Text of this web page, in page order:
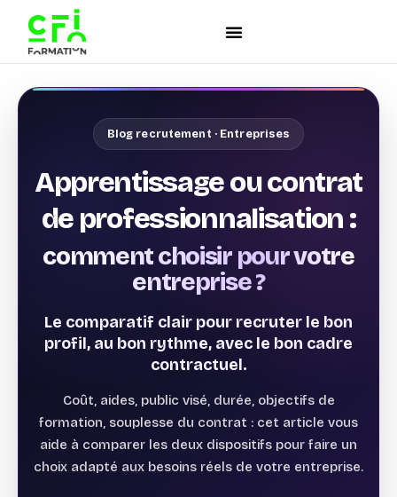
Blog recrutement · Entreprises
Apprentissage ou contrat
de professionnalisation :
comment choisir pour votre
entreprise ?
Le comparatif clair pour recruter le bon
profil, au bon rythme, avec le bon cadre
contractuel.
Coût, aides, public visé, durée, objectifs de
formation, souplesse du contrat : cet article vous
aide à comparer les deux dispositifs pour faire un
choix adapté aux besoins réels de votre entreprise.